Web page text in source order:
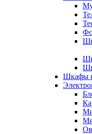
Шкафы